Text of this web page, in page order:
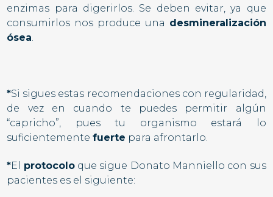
enzimas para digerirlos. Se deben evitar, ya que
consumirlos nos produce una desmineralización
ósea
*Si sigues estas recomendaciones con regularidad,
de vez en cuando te puedes permitir algún
“capricho”, pues tu organismo estará lo
suficientementefuerte para afrontarlo.
*El protocoloque sigue Donato Manniello con sus
pacientes es el siguiente: